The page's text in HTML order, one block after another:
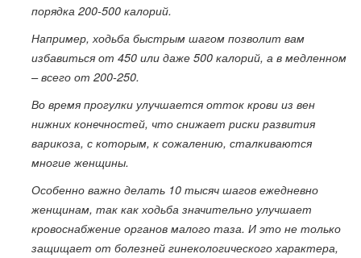
порядка 200-500 калорий.
Например, ходьба быстрым шагом позволит вам
избавиться от 450 или даже 500 калорий, а в медленном
– всего от 200-250.
Во время прогулки улучшается отток крови из вен
нижних конечностей, что снижает риски развития
варикоза, с которым, к сожалению, сталкиваются
многие женщины.
Особенно важно делать 10 тысяч шагов ежедневно
женщинам, так как ходьба значительно улучшает
кровоснабжение органов малого таза. И это не только
защищает от болезней гинекологического характера,